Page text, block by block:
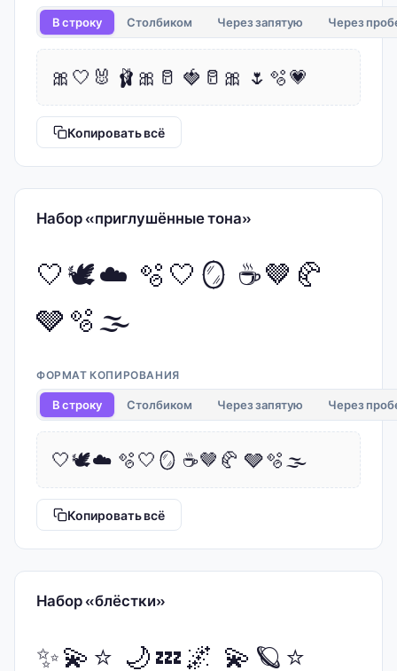
В строку Столбиком Через запятую Через
🎀🤍🐰 🩰🎀🥛 🍓🥛🎀 🌷🫧💗
Копировать всё
Набор «приглушённые тона»
🤍🕊️☁️ 🫧🤍🪞 ☕🤎🥐
🩶🫧🌫️
ФОРМАТ КОПИРОВАНИЯ
В строку Столбиком Через запятую Через
🤍🕊️☁️ 🫧🤍🪞 ☕🤎🥐 🩶🫧🌫️
Копировать всё
Набор «блёстки»
✨💫⭐ 🌙💤🌌 💫🪐⭐